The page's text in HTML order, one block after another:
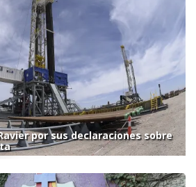
por sus declaraciones sobre